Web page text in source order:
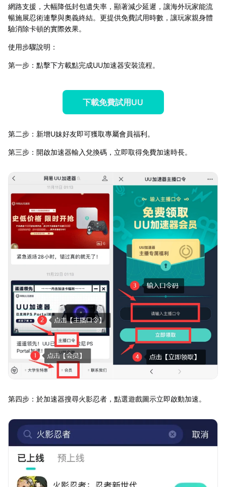
網路支援，大幅降低封包遺失率，顯著減少延遲，讓海外玩家能流
暢施展忍術連擊與奧義終結。更提供免費試用時數，讓玩家親身體
驗消除卡頓的實際效果。
使用步驟說明：
第一步：點擊下方載點完成UU加速器安裝流程。
下載免費試用UU
第二步：新增U妹好友即可獲取專屬會員福利。
第三步：開啟加速器輸入兌換碼，立即取得免費加速時長。
第四步：於加速器搜尋火影忍者，點選遊戲圖示立即啟動加速。